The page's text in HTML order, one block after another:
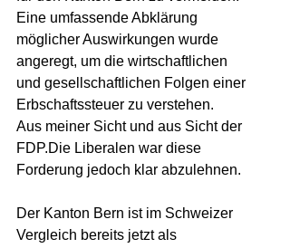
Eine umfassende Abklärung
möglicher Auswirkungen wurde
angeregt, um die wirtschaftlichen
und gesellschaftlichen Folgen einer
Erbschaftssteuer zu verstehen.
Aus meiner Sicht und aus Sicht der
FDP.Die Liberalen war diese
Forderung jedoch klar abzulehnen.
Der Kanton Bern ist im Schweizer
Vergleich bereits jetzt als